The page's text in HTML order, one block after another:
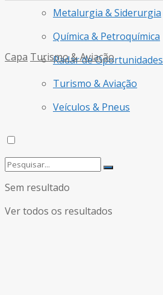
Metalurgia & Siderurgia
Química & Petroquímica
Radar de Oportunidades
Turismo & Aviação
Veículos & Pneus
Sem resultado
Ver todos os resultados
Capa Turismo & Aviação